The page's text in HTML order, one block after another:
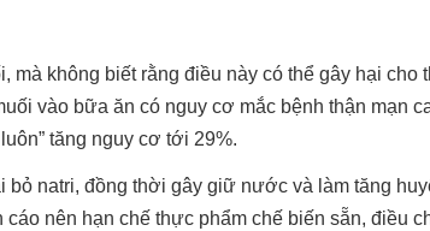
không biết rằng điều này có thể gây hại cho
vào bữa ăn có nguy cơ mắc bệnh thận mạn
tăng nguy cơ tới 29%.
natri, đồng thời gây giữ nước và làm tăng
nên hạn chế thực phẩm chế biến sẵn, điều